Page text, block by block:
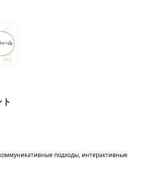
подходы, интерактивные